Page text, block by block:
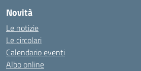
Novità
Le notizie
Le circolari
Calendario eventi
Albo online